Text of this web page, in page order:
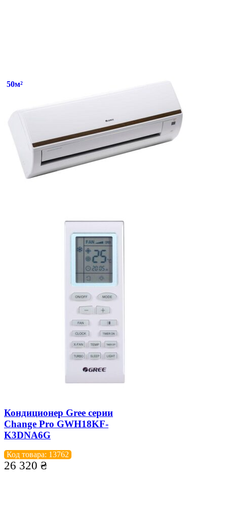
50м²
Кондиционер Gree серии
Change Pro GWH18KF-
K3DNA6G
Код товара: 13762
26 320 ₴